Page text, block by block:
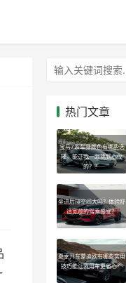
热门文章
宝马7系车身颜色有哪些选
择，能让我一眼挑到心仪
的？？
坐进后排空间大吗？体验舒
适宽敞的驾乘感受？
夏季开车蒙迪欧有哪些实用
技巧能让我用车更省心？